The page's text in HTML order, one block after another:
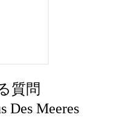
質問
Des Meeres